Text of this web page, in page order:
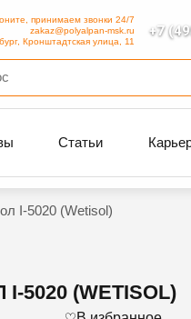
+7
принимаем звонки 24/7
zakaz@polyalpan-msk.ru
Кронштадтская улица, 11
Статьи
I-5020 (Wetisol)
(WETISOL)